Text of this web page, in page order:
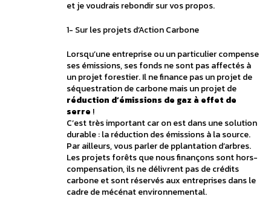
et je voudrais rebondir sur vos propos.
1- Sur les projets d’Action Carbone
Lorsqu’une entreprise ou un particulier compense
ses émissions, ses fonds ne sont pas affectés à
un projet forestier. Il ne finance pas un projet de
séquestration de carbone mais un projet de
réduction d’émissions de gaz à effet de
serre !
C’est très important car on est dans une solution
durable : la réduction des émissions à la source.
Par ailleurs, vous parler de pplantation d’arbres.
Les projets forêts que nous finançons sont hors-
compensation, ils ne délivrent pas de crédits
carbone et sont réservés aux entreprises dans le
cadre de mécénat environnemental.